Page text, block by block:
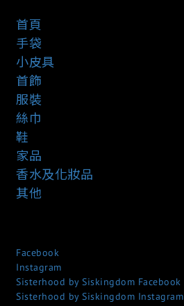
首頁
手袋
小皮具
首飾
服裝
絲巾
鞋
家品
香水及化妝品
其他
Facebook
Instagram
Sisterhood by Siskingdom Facebook
Sisterhood by Siskingdom Instagram